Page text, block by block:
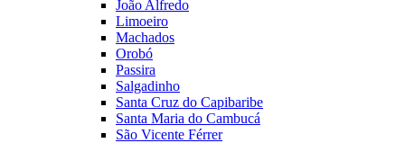
João Alfredo
Limoeiro
Machados
Orobó
Passira
Salgadinho
Santa Cruz do Capibaribe
Santa Maria do Cambucá
São Vicente Férrer